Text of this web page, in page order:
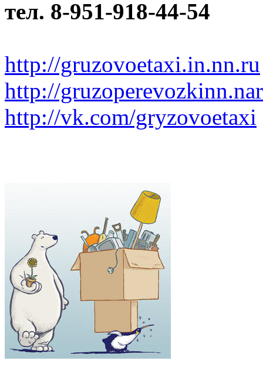
тел. 8-951-918-44-54
http://gruzovoetaxi.in.nn.ru
http://
http://vk.com/gryzovoetaxi